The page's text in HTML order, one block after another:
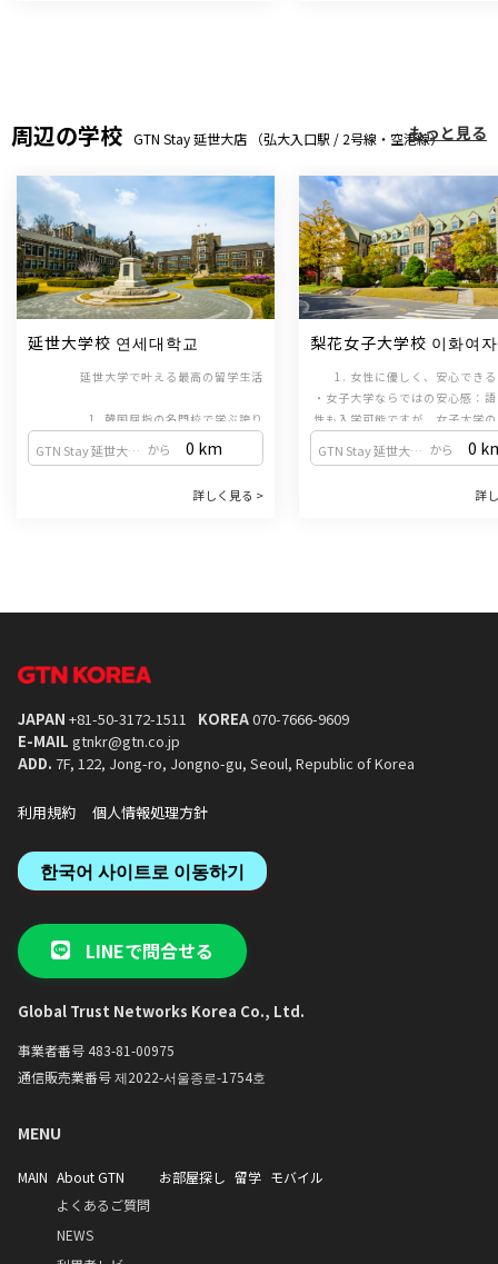
周辺の学校 GTN Stay 延世大店 （弘大入口駅 / 2号線・空港線）もっと見る
延世大学校 연세대학교
延世大学で叶える最高の留学生活
1. 韓国屈指の名門校で学ぶ誇り
韓国の「3大名門大学（SKY）」の一つで
あり、国内で最も長い歴史と伝統を誇る韓
ます。世界中から集まる優秀な学生たちと
国際化を牽引する大学として、多様な英語
グラムを完備。海外からの学生を温かく迎
え入れる文化が根付いています。
4. 体系的な「正規課程」で確かな実力を
多国籍な学習環境：世界各地から集まった
深く学びます。
間の密度の高い授業を通じて、基礎から応
用まで体系的にスキルアップできます。
5. 進学を目指すなら「大学韓国語課程」
韓国での大学・大学院進学を目指す方に特
化したコースです。
発表など、大学生活に必要な専門的な韓国
・少人数クラスと奨学金：少人数制できめ
細やかな指導が受けられるほか、多様な奨
っかり固める「ハングル/発音補充班」を
学生との言語交換プログラムを通じて、生
GTN Stay 延世大店 （弘大入口駅 / 2号線・空港線） から 0 km
詳しく見る >
梨花女子大学校 이화여
1. 女性に優しく、安心でき
・女子大学ならではの安心感：
性も入学可能ですが、女子大学
ス内にあるため、女性の比率が
生にとっても安全で体系的な教
て学ぶことが
・試験形式に合わせた学習：
名所探訪などの文化行事、韓国
4. 学生同士の活発な交流とサ
・現役学生によるサポート：梨
GTN Stay 延世大店 （弘大入口駅 / 2号線・空港線） から 0
詳
JAPAN +81-50-3172-1511 KOREA070-7666-9609
E-MAIL gtnkr@gtn.co.jp
ADD. 7F, 122, Jong-ro, Jongno-gu, Seoul, Republic of Korea
利用規約 個人情報処理方針
한국어 사이트로 이동하기
LINEで問合せる
Global Trust Networks Korea Co., Ltd.
事業者番号 483-81-00975
通信販売業番号 제2022-서울종로-1754호
MENU
MAIN About GTN
よくあるご質問
NEWS
お部屋探し 留学 モバイル